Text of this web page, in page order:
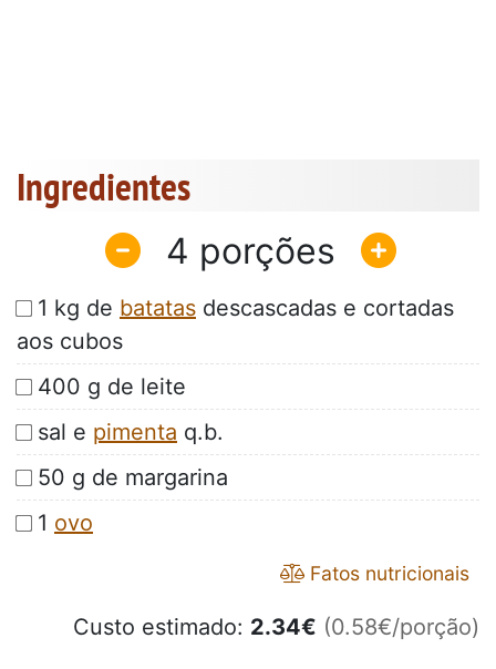
Ingredientes
4
1 kg de batatas descascadas e cortadas
aos cubos
400 g de leite
sal e pimenta q.b.
50 g de margarina
1 ovo
Fatos nutricionais
Custo estimado: 2.34€ (0.58€/porção)